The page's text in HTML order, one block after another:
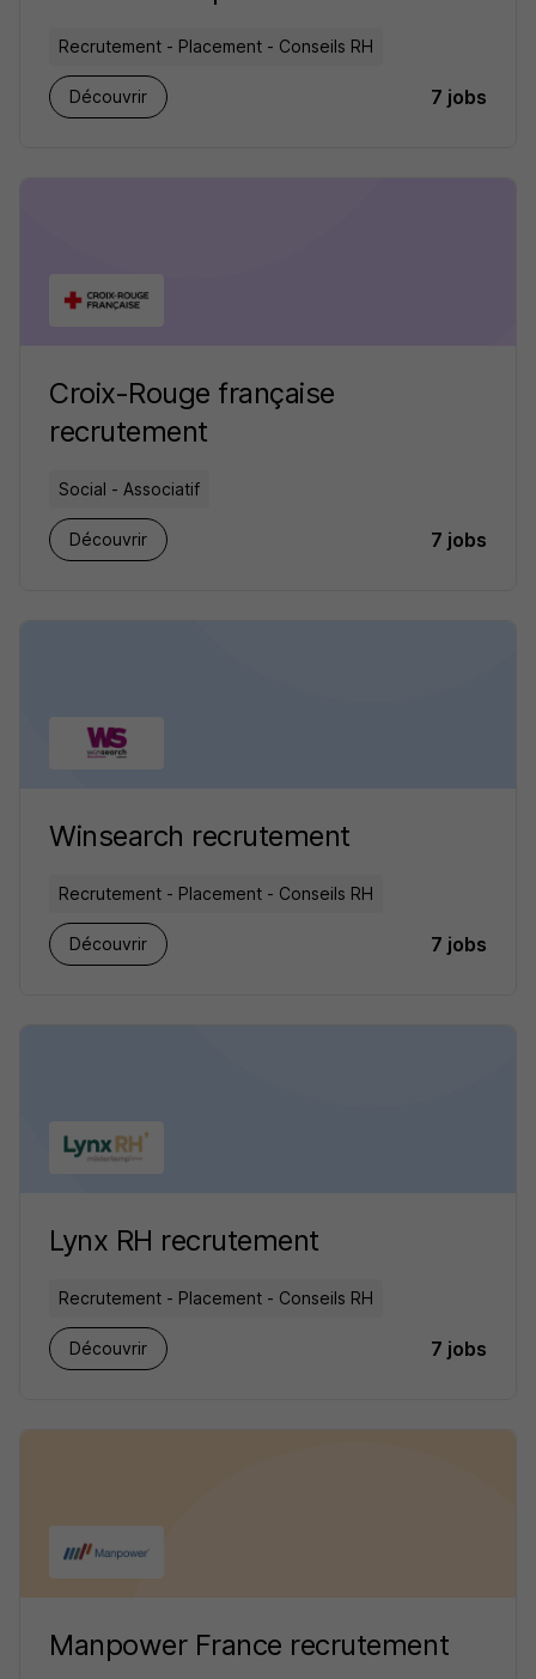
Recrutement - Placement - Conseils RH
Découvrir 7 jobs
Croix-Rouge française
recrutement
Social - Associatif
Découvrir 7 jobs
Winsearch recrutement
Recrutement - Placement - Conseils RH
Découvrir 7 jobs
Lynx RH recrutement
Recrutement - Placement - Conseils RH
Découvrir 7 jobs
Manpower France recrutement